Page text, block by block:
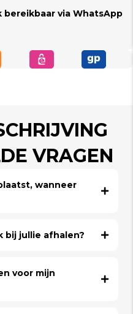
via WhatsApp
VRAGEN
wanneer
bij jullie afhalen?
voor mijn